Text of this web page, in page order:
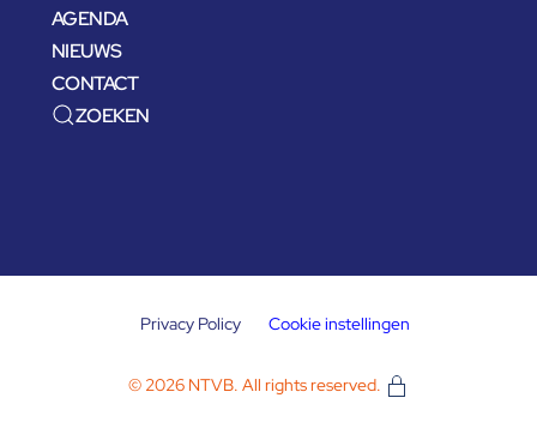
AGENDA
NIEUWS
CONTACT
ZOEKEN
Privacy Policy Cookie instellingen
© 2026 NTVB. All rights reserved.